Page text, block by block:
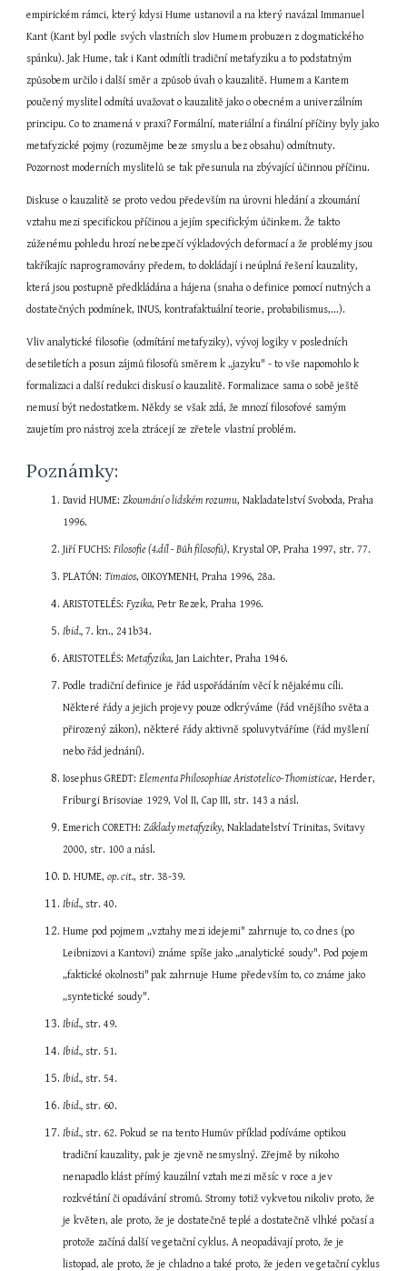
empirickém rámci, který kdysi Hume ustanovil a na který navázal Immanuel
Kant (Kant byl podle svých vlastních slov Humem probuzen z dogmatického
spánku). Jak Hume, tak i Kant odmítli tradiční metafyziku a to podstatným
způsobem určilo i další směr a způsob úvah o kauzalitě. Humem a Kantem
poučený myslitel odmítá uvažovat o kauzalitě jako o obecném a univerzálním
principu. Co to znamená v praxi? Formální, materiální a finální příčiny byly jako
metafyzické pojmy (rozumějme beze smyslu a bez obsahu) odmítnuty.
Pozornost moderních myslitelů se tak přesunula na zbývající účinnou příčinu.
Diskuse o kauzalitě se proto vedou především na úrovni hledání a zkoumání
vztahu mezi specifickou příčinou a jejím specifickým účinkem. Že takto
zúženému pohledu hrozí nebezpečí výkladových deformací a že problémy jsou
takříkajíc naprogramovány předem, to dokládají i neúplná řešení kauzality,
která jsou postupně předkládána a hájena (snaha o definice pomocí nutných a
dostatečných podmínek, INUS, kontrafaktuální teorie, probabilismus,...).
Vliv analytické filosofie (odmítání metafyziky), vývoj logiky v posledních
desetiletích a posun zájmů filosofů směrem k „jazyku" - to vše napomohlo k
formalizaci a další redukci diskusí o kauzalitě. Formalizace sama o sobě ještě
nemusí být nedostatkem. Někdy se však zdá, že mnozí filosofové samým
zaujetím pro nástroj zcela ztrácejí ze zřetele vlastní problém.
Poznámky:
David HUME: Zkoumání o lidském rozumu, Nakladatelství Svoboda, Praha
1996.
Jiří FUCHS: Filosofie (4.díl - Bůh filosofů), Krystal OP, Praha 1997, str. 77.
PLATÓN: Timaios, OIKOYMENH, Praha 1996, 28a.
ARISTOTELÉS: Fyzika, Petr Rezek, Praha 1996.
Ibid., 7. kn., 241b34.
ARISTOTELÉS: Metafyzika, Jan Laichter, Praha 1946.
Podle tradiční definice je řád uspořádáním věcí k nějakému cíli.
Některé řády a jejich projevy pouze odkrýváme (řád vnějšího světa a
přirozený zákon), některé řády aktivně spoluvytváříme (řád myšlení
nebo řád jednání).
Iosephus GREDT: Elementa Philosophiae Aristotelico-Thomisticae, Herder,
Friburgi Brisoviae 1929, Vol II, Cap III, str. 143 a násl.
Emerich CORETH: Základy metafyziky, Nakladatelství Trinitas, Svitavy
2000, str. 100 a násl.
D. HUME, op. cit., str. 38-39.
Ibid., str. 40.
Hume pod pojmem „vztahy mezi idejemi" zahrnuje to, co dnes (po
Leibnizovi a Kantovi) známe spíše jako „analytické soudy". Pod pojem
„faktické okolnosti" pak zahrnuje Hume především to, co známe jako
„syntetické soudy".
Ibid., str. 49.
Ibid., str. 51.
Ibid., str. 54.
Ibid., str. 60.
Ibid., str. 62. Pokud se na tento Humův příklad podíváme optikou
tradiční kauzality, pak je zjevně nesmyslný. Zřejmě by nikoho
nenapadlo klást přímý kauzální vztah mezi měsíc v roce a jev
rozkvétání či opadávání stromů. Stromy totiž vykvetou nikoliv proto, že
je květen, ale proto, že je dostatečně teplé a dostatečně vlhké počasí a
protože začíná další vegetační cyklus. A neopadávají proto, že je
listopad, ale proto, že je chladno a také proto, že jeden vegetační cyklus